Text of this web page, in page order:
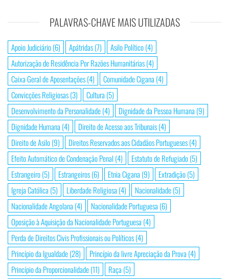
PALAVRAS-CHAVE MAIS UTILIZADAS
Apoio Judiciário(6) Apátridas(7) Asilo Político(4)
Autorização de Residência Por Razões Humanitárias(4)
Caixa Geral de Aposentações(4) Comunidade Cigana (4)
Convicções Religiosas(3) Cultura (5)
Desenvolvimento da Personalidade(4) Dignidade da Pessoa Humana (9)
Dignidade Humana (4) Direito de Acesso aos Tribunais(4)
Direito de Asilo(9) Direitos Reservados aos Cidadãos Portugueses(4)
Efeito Automático de Condenação Penal (4) Estatuto de Refugiado(5)
Estrangeiro(5) Estrangeiros(6) Etnia Cigana (9) Extradição(5)
Igreja Católica (5) Liberdade Religiosa (4) Nacionalidade(5)
Nacionalidade Angolana (4) Nacionalidade Portuguesa (6)
Oposição à Aquisição da Nacionalidade Portuguesa (4)
Perda de Direitos Civis Profissionais ou Políticos(4)
Princípio da Igualdade(28) Princípio da livre Apreciação da Prova (4)
Princípio da Proporcionalidade(11) Raça (5)